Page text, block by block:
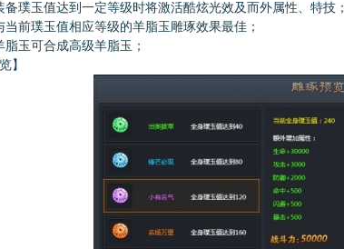
玉值达到一定等级时将激活酷炫光效及而外属性、特技；
璞玉值相应等级的羊脂玉雕琢效果最佳；
玉可合成高级羊脂玉；
】